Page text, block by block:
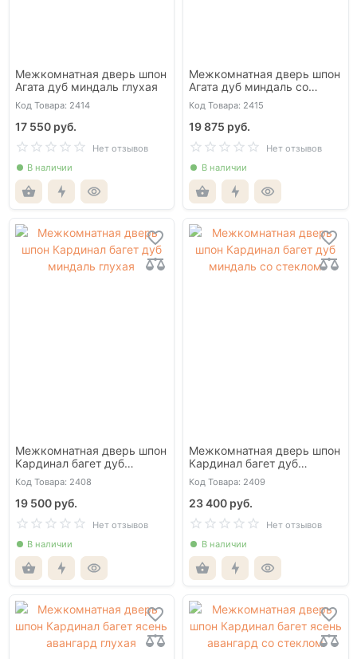
Межкомнатная дверь шпон
Агата дуб миндаль глухая
Код Товара: 2414
17 550 руб.
Нет отзывов
В наличии
Межкомнатная дверь шпон
Агата дуб миндаль со
стеклом
Код Товара: 2415
19 875 руб.
Нет отзывов
В наличии
Межкомнатная дверь шпон
Кардинал багет дуб
миндаль глухая
Код Товара: 2408
19 500 руб.
Нет отзывов
В наличии
Межкомнатная дверь шпон
Кардинал багет дуб
миндаль со стеклом
Код Товара: 2409
23 400 руб.
Нет отзывов
В наличии